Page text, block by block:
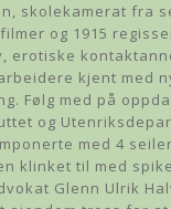
skolekamerat fra
og 1915
erotiske
kjent med
Følg med på
og
med 4
klinket til med
Glenn Ulrik